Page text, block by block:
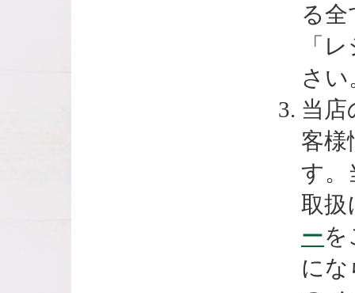
る
「
さい
当店
客様
す。
取扱
ーを
にな